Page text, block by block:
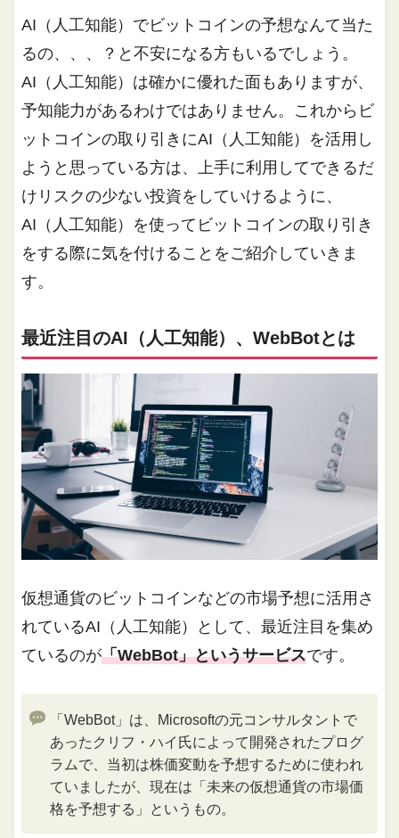
AI（人工知能）でビットコインの予想なんて当た
るの、、、？と不安になる方もいるでしょう。
AI（人工知能）は確かに優れた面もありますが、
予知能力があるわけではありません。これからビ
ットコインの取り引きにAI（人工知能）を活用し
ようと思っている方は、上手に利用してできるだ
けリスクの少ない投資をしていけるように、
AI（人工知能）を使ってビットコインの取り引き
をする際に気を付けることをご紹介していきま
す。
最近注目のAI（人工知能）、WebBotとは
仮想通貨のビットコインなどの市場予想に活用さ
れているAI（人工知能）として、最近注目を集め
ているのが「WebBot」というサービスです。
「WebBot」は、Microsoftの元コンサルタントで
あったクリフ・ハイ氏によって開発されたプログ
ラムで、当初は株価変動を予想するために使われ
ていましたが、現在は「未来の仮想通貨の市場価
格を予想する」というもの。